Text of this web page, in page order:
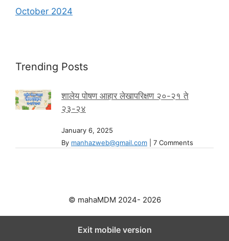
October 2024
Trending Posts
शालेय पोषण आहार लेखापरिक्षण २०-२१ ते
२३-२४
January 6, 2025
By manhazweb@gmail.com 7 Comments
© mahaMDM 2024- 2026
Exit mobile version